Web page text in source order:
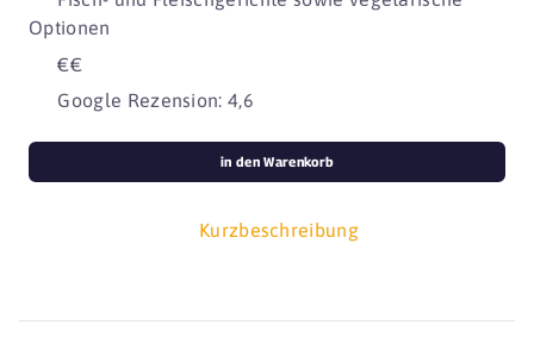
Optionen
€€
Google Rezension: 4,6
Kurzbeschreibung
in den Warenkorb